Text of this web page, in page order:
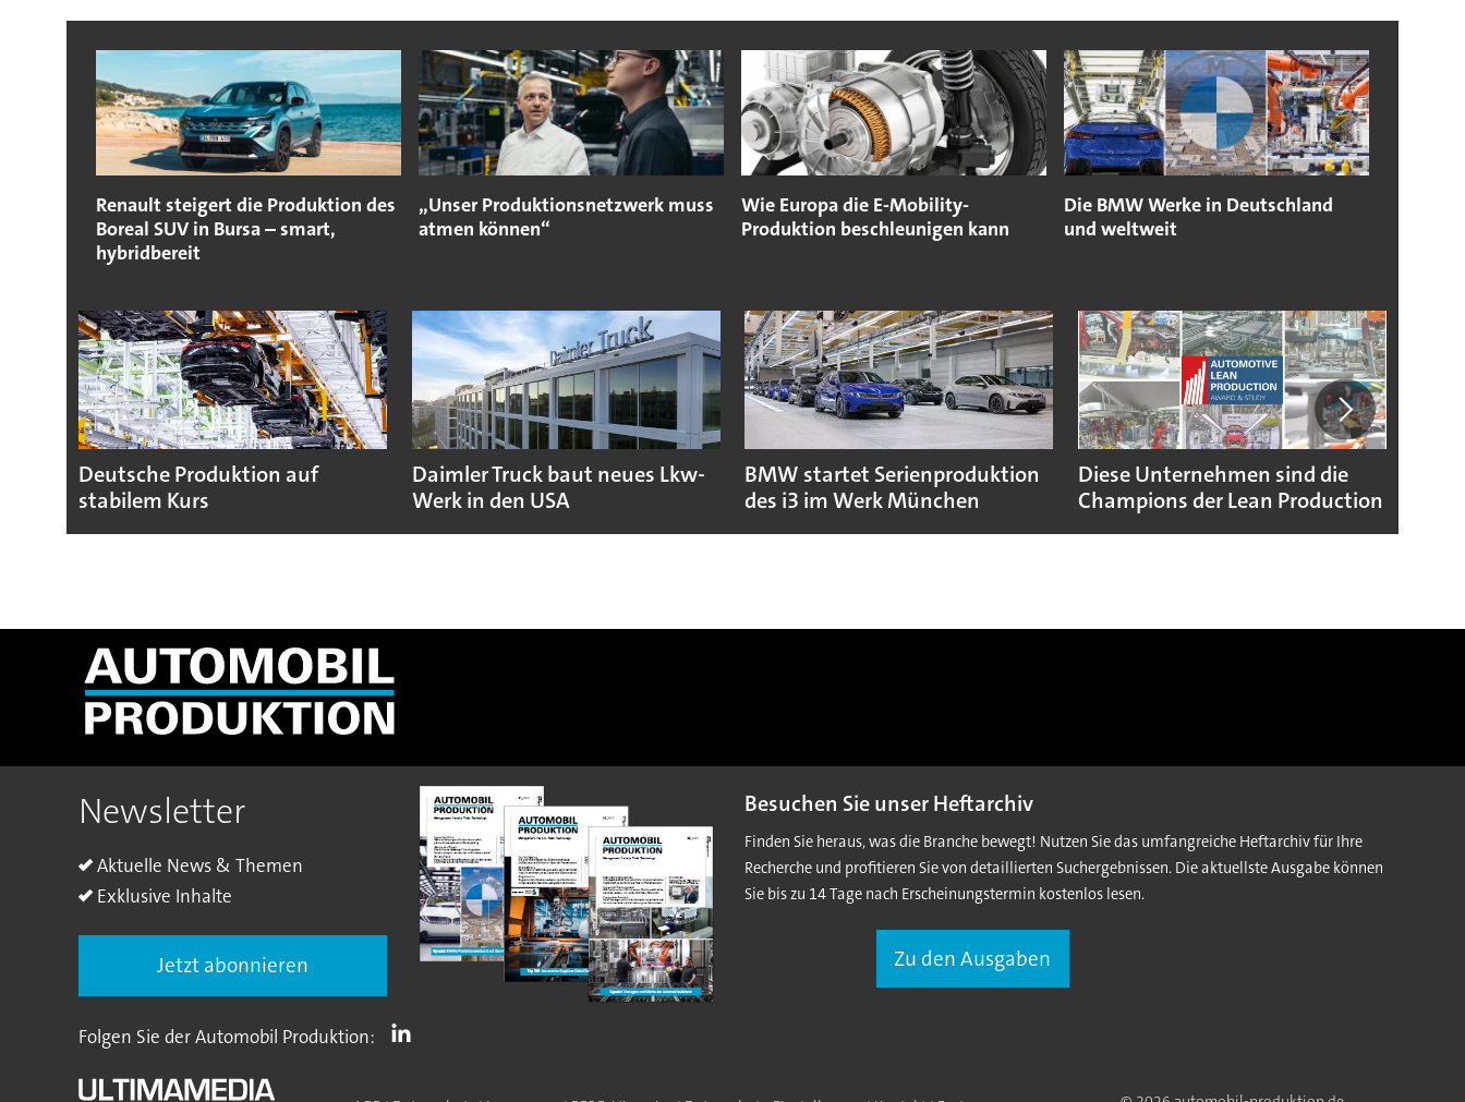
Renault steigert die Produktion des
Boreal SUV in Bursa – smart,
hybridbereit
„Unser Produktionsnetzwerk muss
atmen können“
Wie Europa die E-Mobility-
Produktion beschleunigen kann
Die BMW Werke in Deutschland
und weltweit
Deutsche Produktion auf
stabilem Kurs
Daimler Truck baut neues Lkw-
Werk in den USA
BMW startet Serienproduktion
des i3 im Werk München
Diese Unternehmen sind die
Champions der Lean Production
Newsletter
Aktuelle News & Themen
Exklusive Inhalte
Jetzt abonnieren
Besuchen Sie unser Heftarchiv
Finden Sie heraus, was die Branche bewegt! Nutzen Sie das umfangreiche Heftarchiv für Ihre
Recherche und profitieren Sie von detaillierten Suchergebnissen. Die aktuellste Ausgabe können
Sie bis zu 14 Tage nach Erscheinungstermin kostenlos lesen.
Zu den Ausgaben
Folgen Sie der Automobil Produktion: